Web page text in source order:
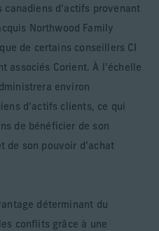
d’actifs provenant
Northwood Family
de certains conseillers CI
associés Corient. À l’échelle
environ
d’actifs clients, ce qui
de bénéficier de son
de son pouvoir d’achat
déterminant du
conflits grâce à une